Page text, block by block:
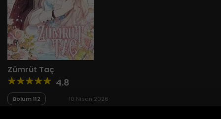
Zümrüt Taç
4.8
Bölüm 112 10 Nisan 2026